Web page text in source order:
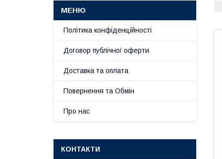
Політика конфіденційності
Договор публічної оферти
Доставка та оплата
Повернення та Обмін
Про нас
КОНТАКТИ